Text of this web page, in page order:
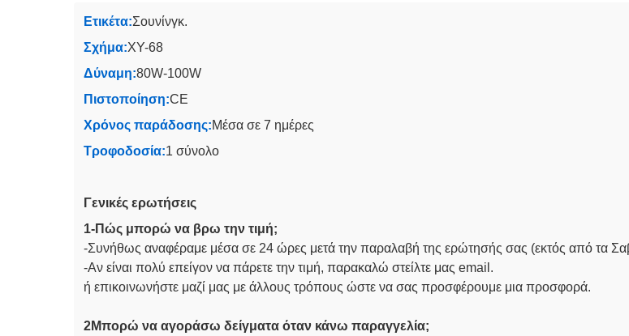
Ετικέτα:Σουνίνγκ.
Σχήμα:XY-68
Δύναμη:80W-100W
Πιστοποίηση:CE
Χρόνος παράδοσης:Μέσα σε 7 ημέρες
Τροφοδοσία:1 σύνολο
Γενικές ερωτήσεις
1-Πώς μπορώ να βρω την τιμή;
-Συνήθως αναφέραμε μέσα σε 24 ώρες μετά την παραλαβή της ερώτησής σας (εκτός από τα
-Αν είναι πολύ επείγον να πάρετε την τιμή, παρακαλώ στείλτε μας email.
ή επικοινωνήστε μαζί μας με άλλους τρόπους ώστε να σας προσφέρουμε μια προσφορά.
2Μπορώ να αγοράσω δείγματα όταν κάνω παραγγελία;